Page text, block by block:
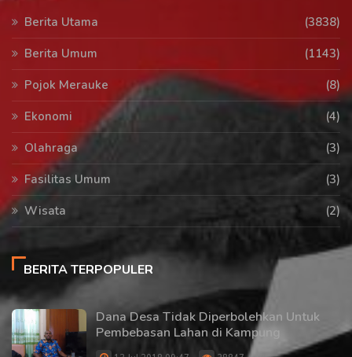
Berita Utama
(3838)
Berita Umum
(1143)
Pojok Merauke
(8)
Ekonomi
(4)
Olahraga
(3)
Fasilitas Umum
(3)
Wisata
(2)
BERITA TERPOPULER
Dana Desa Tidak Diperbolehkan Untuk
Pembebasan Lahan di Kampung